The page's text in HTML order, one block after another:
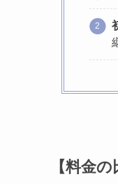
【料金